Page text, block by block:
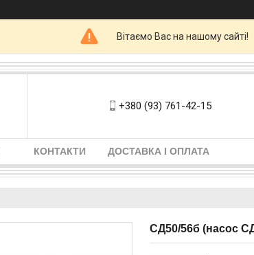
Вітаємо Вас на нашому сайті!
+380 (93) 761-42-15
КОНТАКТИ ДОСТАВКА І ОПЛАТА
СД50/56б (насос